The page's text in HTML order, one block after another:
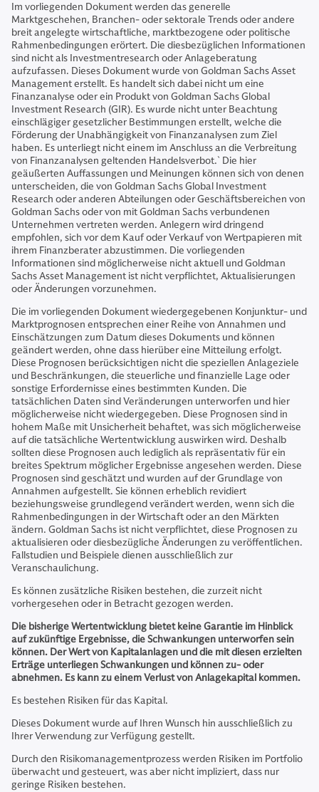
Im vorliegenden Dokument werden das generelle
Marktgeschehen, Branchen- oder sektorale Trends oder andere
breit angelegte wirtschaftliche, marktbezogene oder politische
Rahmenbedingungen erörtert. Die diesbezüglichen Informationen
sind nicht als Investmentresearch oder Anlageberatung
aufzufassen. Dieses Dokument wurde von Goldman Sachs Asset
Management erstellt. Es handelt sich dabei nicht um eine
Finanzanalyse oder ein Produkt von Goldman Sachs Global
Investment Research (GIR). Es wurde nicht unter Beachtung
einschlägiger gesetzlicher Bestimmungen erstellt, welche die
Förderung der Unabhängigkeit von Finanzanalysen zum Ziel
haben. Es unterliegt nicht einem im Anschluss an die Verbreitung
von Finanzanalysen geltenden Handelsverbot.` Die hier
geäußerten Auffassungen und Meinungen können sich von denen
unterscheiden, die von Goldman Sachs Global Investment
Research oder anderen Abteilungen oder Geschäftsbereichen von
Goldman Sachs oder von mit Goldman Sachs verbundenen
Unternehmen vertreten werden. Anlegern wird dringend
empfohlen, sich vor dem Kauf oder Verkauf von Wertpapieren mit
ihrem Finanzberater abzustimmen. Die vorliegenden
Informationen sind möglicherweise nicht aktuell und Goldman
Sachs Asset Management ist nicht verpflichtet, Aktualisierungen
oder Änderungen vorzunehmen.
Die im vorliegenden Dokument wiedergegebenen Konjunktur- und
Marktprognosen entsprechen einer Reihe von Annahmen und
Einschätzungen zum Datum dieses Dokuments und können
geändert werden, ohne dass hierüber eine Mitteilung erfolgt.
Diese Prognosen berücksichtigen nicht die speziellen Anlageziele
und Beschränkungen, die steuerliche und finanzielle Lage oder
sonstige Erfordernisse eines bestimmten Kunden. Die
tatsächlichen Daten sind Veränderungen unterworfen und hier
möglicherweise nicht wiedergegeben. Diese Prognosen sind in
hohem Maße mit Unsicherheit behaftet, was sich möglicherweise
auf die tatsächliche Wertentwicklung auswirken wird. Deshalb
sollten diese Prognosen auch lediglich als repräsentativ für ein
breites Spektrum möglicher Ergebnisse angesehen werden. Diese
Prognosen sind geschätzt und wurden auf der Grundlage von
Annahmen aufgestellt. Sie können erheblich revidiert
beziehungsweise grundlegend verändert werden, wenn sich die
Rahmenbedingungen in der Wirtschaft oder an den Märkten
ändern. Goldman Sachs ist nicht verpflichtet, diese Prognosen zu
aktualisieren oder diesbezügliche Änderungen zu veröffentlichen.
Fallstudien und Beispiele dienen ausschließlich zur
Veranschaulichung.
Es können zusätzliche Risiken bestehen, die zurzeit nicht
vorhergesehen oder in Betracht gezogen werden.
Die bisherige Wertentwicklung bietet keine Garantie im Hinblick
auf zukünftige Ergebnisse, die Schwankungen unterworfen sein
können. Der Wert von Kapitalanlagen und die mit diesen erzielten
Erträge unterliegen Schwankungen und können zu- oder
abnehmen. Es kann zu einem Verlust von Anlagekapital kommen.
Es bestehen Risiken für das Kapital.
Dieses Dokument wurde auf Ihren Wunsch hin ausschließlich zu
Ihrer Verwendung zur Verfügung gestellt.
Durch den Risikomanagementprozess werden Risiken im Portfolio
überwacht und gesteuert, was aber nicht impliziert, dass nur
geringe Risiken bestehen.